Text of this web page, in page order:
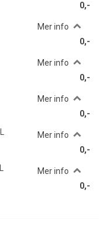
0,-
Mer info
0,-
Mer info
0,-
Mer info
0,-
Mer info
0,-
Mer info
0,-